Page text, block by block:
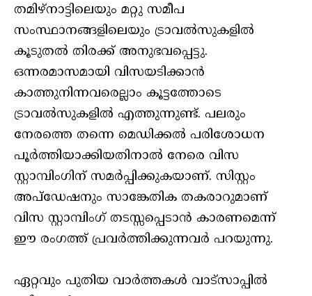
തമിഴ്‌നാട്ടിലെയും മറ്റു സമീപ
സംസ്ഥാനങ്ങളിലെയും ട്രാവല്‍സുകളില്‍
കൂടുതല്‍ തിരക്ക് അനുഭവപ്പെട്ടു.
ഒന്നരമാസമായി വിസയടിക്കാന്‍
കാത്തുനിന്നവരെല്ലാം കൂട്ടത്തോടെ
ട്രാവല്‍സുകളില്‍ എത്തുന്നുണ്ട്. പലരും
നേരത്തെ തന്നെ മെഡിക്കല്‍ പരിശോധന
പൂര്‍ത്തിയാക്കിയതിനാല്‍ നേരെ വിസ
സ്റ്റാമ്പിംഗിന് സമര്‍പ്പിക്കുകയാണ്. സിസ്റ്റം
അപ്‌ഡേഷനും സാങ്കേതിക തകരാറുമാണ്
വിസ സ്റ്റാമ്പിംഗ് തടസ്സപ്പെടാന്‍ കാരണമെന്ന്
ഈ രംഗത്ത് പ്രവര്‍ത്തിക്കുന്നവര്‍ പറയുന്നു.
ഏറ്റവും പുതിയ വാർത്തകൾ വാട്സാപ്പിൽ